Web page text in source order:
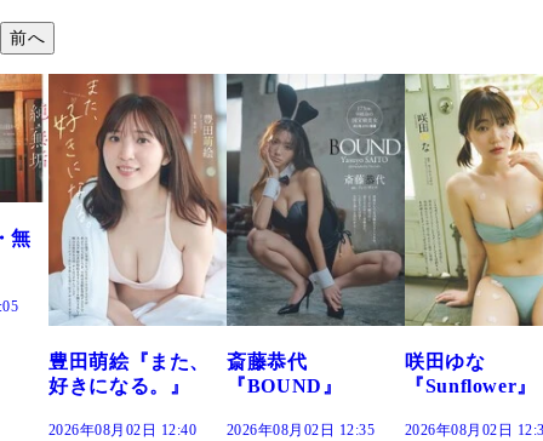
前へ
斎藤恭代
『BOUND』
2026年08月02日 12:35
咲田ゆな
『Sunflower』
2026年08月02日 12:30
藤水咲桜『花
だまり』
2026年08月02日